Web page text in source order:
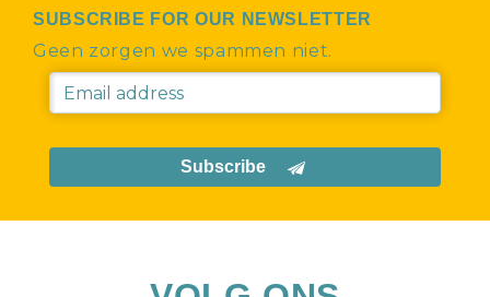
SUBSCRIBE FOR OUR NEWSLETTER
Geen zorgen we spammen niet.
Subscribe